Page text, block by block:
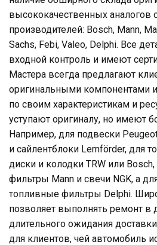
высококачественных
производителей: Bosch, Mann,
Sachs, Febi, Valeo, Delphi. Все
входной контроль и имеют
Мастера всегда предлагают
оригинальными компонентами
по своим характеристикам и
уступают оригиналу, но имеют
Например, для подвески
и сайлентблоки Lemförder, для
диски и колодки TRW или
фильтры Mann и свечи NGK, а
топливные фильтры Delphi.
позволяет выполнять ремонт в
длительного ожидания
для клиентов, чей автомобиль